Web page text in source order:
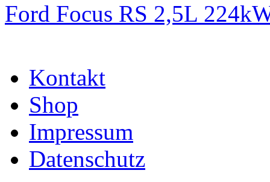
Ford Focus RS 2,5L
Kontakt
Shop
Impressum
Datenschutz